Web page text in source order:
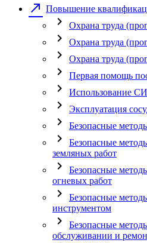
call_made Повышение
chevron_right Охрана труда
chevron_right Охрана труда
chevron_right Охрана труда
chevron_right Первая помощь
chevron_right Использование
chevron_right Эксплуатация
chevron_right Безопасные
chevron_right
Безопасные
земляных работ
chevron_right
Безопасные
огневых работ
chevron_right
Безопасные
инструментом
chevron_right
Безопасные
обслуживании и